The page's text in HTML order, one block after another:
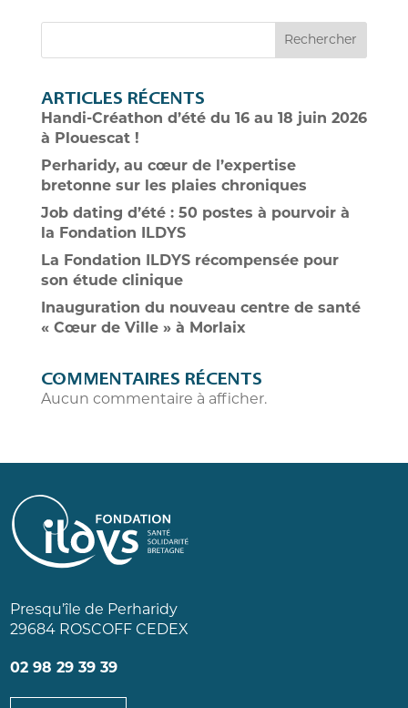
Rechercher
ARTICLES RÉCENTS
Handi-Créathon d’été du 16 au 18 juin 2026
à Plouescat !
Perharidy, au cœur de l’expertise
bretonne sur les plaies chroniques
Job dating d’été : 50 postes à pourvoir à
la Fondation ILDYS
La Fondation ILDYS récompensée pour
son étude clinique
Inauguration du nouveau centre de santé
« Cœur de Ville » à Morlaix
COMMENTAIRES RÉCENTS
Aucun commentaire à afficher.
Presqu’île de Perharidy
29684 ROSCOFF CEDEX
02 98 29 39 39